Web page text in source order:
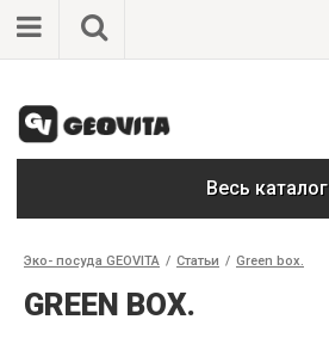
Весь каталог
Эко- посуда GEOVITA / Статьи / Green box.
GREEN BOX.